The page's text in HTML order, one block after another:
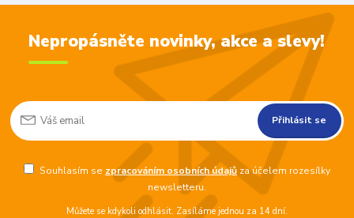
Nepropásněte novinky, akce a slevy!
Přihlásit se
Souhlasím se zpracováním osobních údajůza účelem rozesílky
newsletteru.
Můžete se kdykoli odhlásit. Zasíláme jednou za 14 dní.